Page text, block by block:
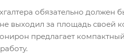
обязательно
выходил за площадь
предлагает